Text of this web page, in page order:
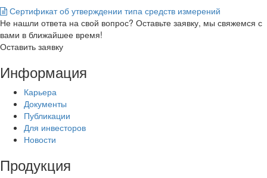
Сертификат об утверждении типа средств измерений
Не нашли ответа на свой вопрос? Оставьте заявку, мы свяжемся с
вами в ближайшее время!
Оставить заявку
Информация
Карьера
Документы
Публикации
Для инвесторов
Новости
Продукция